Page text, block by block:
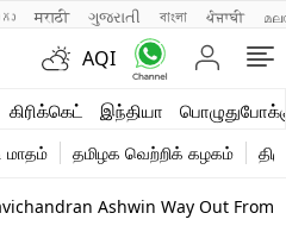
मराठी ગુજરાતી বাংলা ਪੰਜਾਬੀ
AQI
கிரிக்கெட் இந்தியா
மாதம் தமிழக வெற்றிக் கழகம்
Ashwin Way Out From